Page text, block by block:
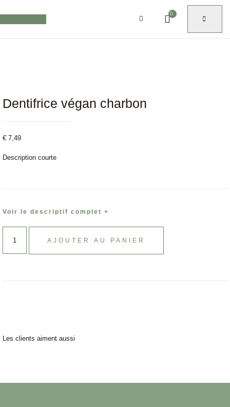
0
Dentifrice végan charbon
€ 7,49
Description courte
Voir le descriptif complet +
AJOUTER AU PANIER
Les clients aiment aussi